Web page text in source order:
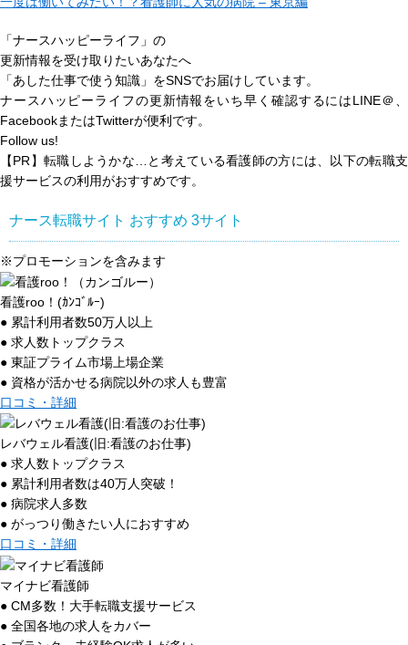
「ナースハッピーライフ」の
更新情報を受け取りたいあなたへ
「あした仕事で使う知識」 をSNSでお届けしています。
ナースハッピーライフの更新情報をいち早く確認するにはLINE＠、
FacebookまたはTwitterが便利です。
Follow us!
【PR】転職しようかな…と考えている看護師の方には、以下の転職支
援サービスの利用がおすすめです。
ナース転職サイト おすすめ 3サイト
※プロモーションを含みます
看護roo！(ｶﾝｺﾞﾙｰ)
● 累計利用者数50万人以上
● 求人数トップクラス
● 東証プライム市場上場企業
● 資格が活かせる病院以外の求人も豊富
口コミ・詳細
レバウェル看護(旧:看護のお仕事)
● 求人数トップクラス
● 累計利用者数は40万人突破！
● 病院求人多数
● がっつり働きたい人におすすめ
口コミ・詳細
マイナビ看護師
● CM多数！大手転職支援サービス
● 全国各地の求人をカバー